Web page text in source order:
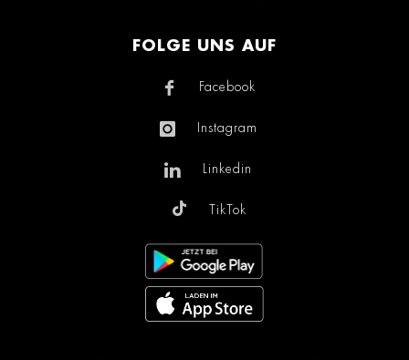
FOLGE UNS AUF
Facebook
Instagram
Linkedin
TikTok